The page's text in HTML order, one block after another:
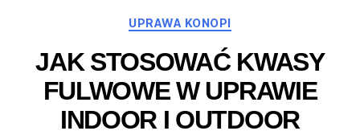
Kategorie
UPRAWA KONOPI
JAK STOSOWAĆ KWASY
FULWOWE W UPRAWIE
INDOOR I OUTDOOR